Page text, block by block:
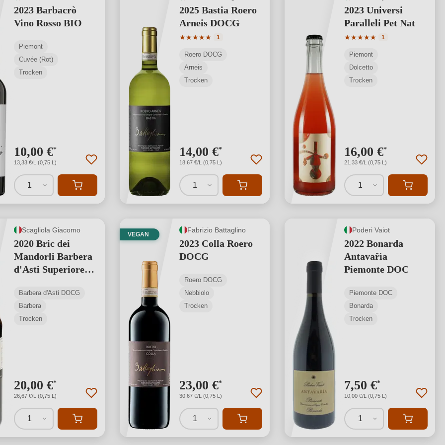
2023 Barbacrò
Vino Rosso BIO
Piemont
Cuvée (Rot)
Trocken
10,00 €*
13,33 €/L (0,75 L)
1
2025 Bastia Roero
Arneis DOCG
★★★★★
Durchschnittliche Bewertung von 5 von 5 Sternen
1
Roero DOCG
Arneis
Trocken
14,00 €*
18,67 €/L (0,75 L)
1
2023 Universi
Paralleli Pet Nat
★★★★★
Durchschnittliche
1
Piemont
Dolcetto
Trocken
16,00 €*
21,33 €/L (0,75 L)
1
Scagliola Giacomo
2020 Bric dei
Mandorli Barbera
d'Asti Superiore
Barbera d'Asti DOCG
Barbera
Trocken
20,00 €*
26,67 €/L (0,75 L)
1
VEGAN
Fabrizio Battaglino
2023 Colla Roero
DOCG
Roero DOCG
Nebbiolo
Trocken
23,00 €*
30,67 €/L (0,75 L)
1
Poderi Vaiot
2022 Bonarda
Antavařìa
Piemonte DOC
Piemonte DOC
Bonarda
Trocken
7,50 €*
10,00 €/L (0,75 L)
1